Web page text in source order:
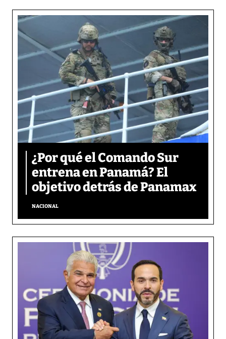
¿Por qué el Comando Sur
entrena en Panamá? El
objetivo detrás de Panamax
NACIONAL